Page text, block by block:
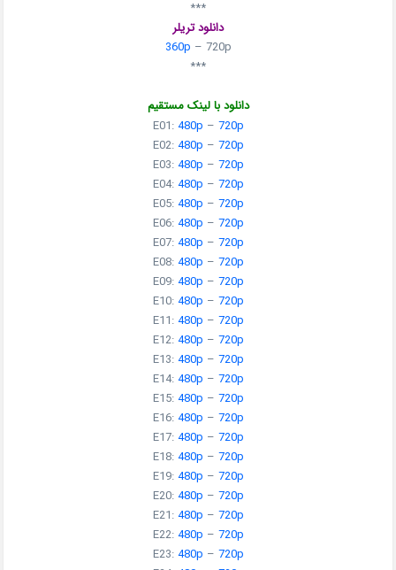
***
دانلود تریلر
360p – 720p
***
دانلود با لینک مستقیم
E01:480p – 720p
E02:480p – 720p
E03:480p – 720p
E04:480p – 720p
E05:480p – 720p
E06:480p – 720p
E07:480p – 720p
E08:480p – 720p
E09:480p – 720p
E10:480p – 720p
E11:480p – 720p
E12:480p – 720p
E13:480p – 720p
E14:480p – 720p
E15:480p – 720p
E16:480p – 720p
E17:480p – 720p
E18:480p – 720p
E19:480p – 720p
E20:480p – 720p
E21:480p – 720p
E22:480p – 720p
E23:480p – 720p